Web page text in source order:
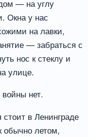
— на углу
Окна у нас
на лавки,
— забраться с
нос к стеклу и
улице.
войны нет.
в Ленинграде
обычно летом,